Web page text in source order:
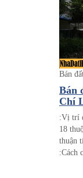
thông
Địa
Tân -
Bán
Bán
Chí
:Vị trí
18
thuận
:Cách